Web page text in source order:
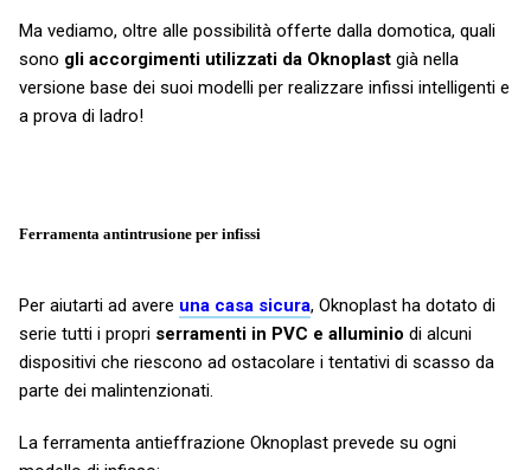
Ma vediamo, oltre alle possibilità offerte dalla domotica, quali
sono gli accorgimenti utilizzati da Oknoplast già nella
versione base dei suoi modelli per realizzare infissi intelligenti e
a prova di ladro!
Ferramenta antintrusione per infissi
Per aiutarti ad avere una casa sicura, Oknoplast ha dotato di
serie tutti i propri serramenti in PVC e alluminio di alcuni
dispositivi che riescono ad ostacolare i tentativi di scasso da
parte dei malintenzionati.
La ferramenta antieffrazione Oknoplast prevede su ogni